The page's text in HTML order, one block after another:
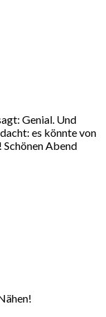
Genial. Und
es könnte von
Abend